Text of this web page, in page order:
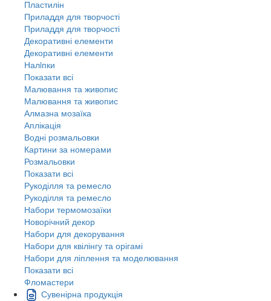
Пластилін
Приладдя для творчості
Приладдя для творчості
Декоративні елементи
Декоративні елементи
Налiпки
Показати всі
Малювання та живопис
Малювання та живопис
Алмазна мозаїка
Аплікація
Водні розмальовки
Картини за номерами
Розмальовки
Показати всі
Рукоділля та ремесло
Рукоділля та ремесло
Набори термомозаїки
Новорічний декор
Набори для декорування
Набори для квілінгу та орігамі
Набори для ліплення та моделювання
Показати всі
Фломастери
Сувенірна продукція